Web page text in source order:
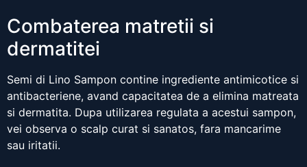
Combaterea matretii si
dermatitei
Semi di Lino Sampon contine ingrediente antimicotice si
antibacteriene, avand capacitatea de a elimina matreata
si dermatita. Dupa utilizarea regulata a acestui sampon,
vei observa o scalp curat si sanatos, fara mancarime
sau iritatii.